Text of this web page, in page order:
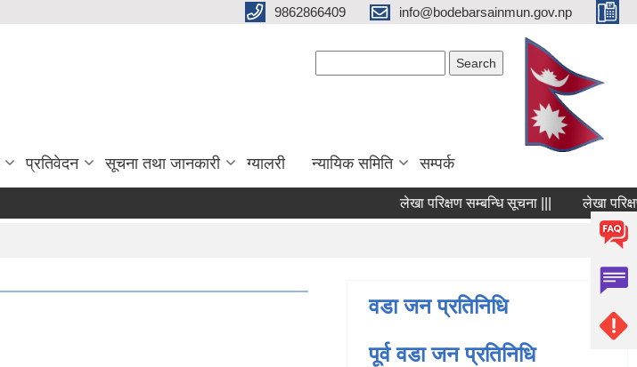
9862866409 info@bodebarsainmun.gov.np
प्रतिवेदन सूचना तथा जानकारी ग्यालरी न्यायिक समिति सम्पर्क
लेखा परिक्षण सम्बन्धि सूचना ||| लेखा परिक्षण
वडा जन प्रतिनिधि
पूर्व वडा जन प्रतिनिधि